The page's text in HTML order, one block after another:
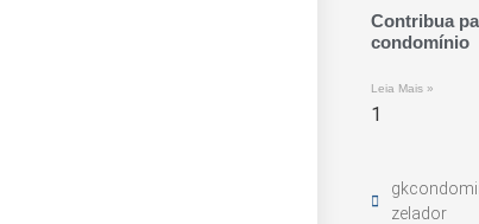
Contribua
condomínio
Leia Mais »
zelador